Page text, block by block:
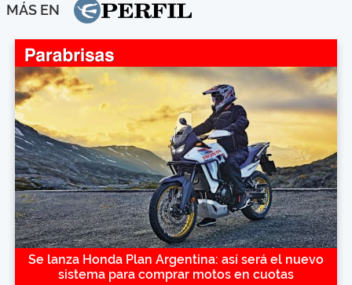
MÁS EN
Se lanza Honda Plan Argentina: así será el nuevo
sistema para comprar motos en cuotas